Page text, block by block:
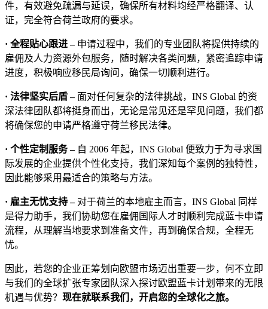
件，有效避免疏漏与延误，确保所有材料均经严格翻译、认
证，完全符合荷兰政府的要求。
· 全程贴心跟进 – 申请过程中，我们的专业团队将提供持续的
雇佣及人力资源外包服务，随时解决各类问题，紧密追踪申请
进度，积极响应移民局询问，确保一切顺利进行。
· 法律坚实后盾 –面对任何复杂的法律挑战，INS Global 的资
深法律团队都将挺身而出，无论是常见还是罕见问题，我们都
将确保您的申请严格遵守荷兰移民法律。
· 个性定制服务 – 自 2006 年起，INS Global 便致力于为寻求国
际发展的企业提供个性化支持，我们深知每个案例的独特性，
因此能够采用最适合的策略与方法。
· 雇主无忧支持 –对于荷兰的本地雇主而言，INS Global 同样
是得力助手，我们协助您在雇佣国际人才时顺利完成蓝卡申请
流程，从理解当地要求到准备文件，再到确保合规，全程无
忧。
因此，若您的企业正筹划向欧盟市场迈出重要一步，何不立即
与我们的全球扩张专家团队深入探讨欧盟蓝卡计划带来的无限
机遇与优势？ 现在就联系我们，开启您的全球化之旅。